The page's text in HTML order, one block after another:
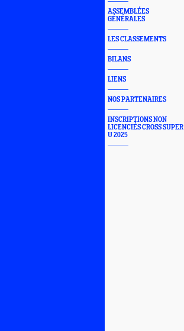
ASSEMBLÉES
GÉNÉRALES
LES CLASSEMENTS
BILANS
LIENS
NOS PARTENAIRES
INSCRIPTIONS NON
LICENCIÉS CROSS SUPER
U 2025